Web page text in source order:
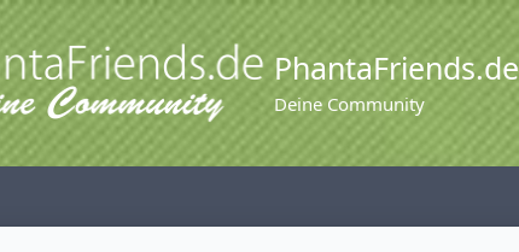
PhantaFriends.de
Deine Community